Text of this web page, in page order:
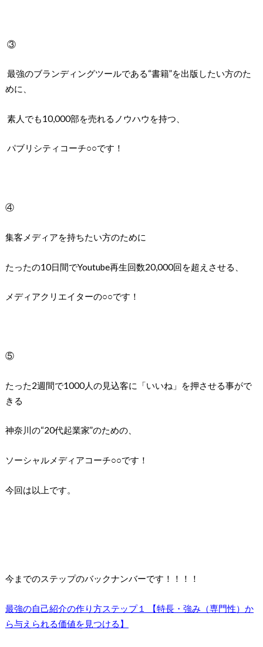
③
最強のブランディングツールである“書籍”を出版したい方のた
めに、
素人でも10,000部を売れるノウハウを持つ、
パブリシティコーチ○○です！
④
集客メディアを持ちたい方のために
たったの10日間でYoutube再生回数20,000回を超えさせる、
メディアクリエイターの○○です！
⑤
たった2週間で1000人の見込客に「いいね」を押させる事がで
きる
神奈川の“20代起業家”のための、
ソーシャルメディアコーチ○○です！
今回は以上です。
今までのステップのバックナンバーです！！！！
最強の自己紹介の作り方ステップ１ 【特長・強み（専門性）か
ら与えられる価値を見つける】